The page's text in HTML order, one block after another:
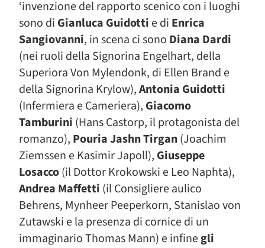
‘invenzione del rapporto scenico con i luoghi
sono di Gianluca Guidotti e di Enrica
Sangiovanni, in scena ci sono Diana Dardi
(nei ruoli della Signorina Engelhart, della
Superiora Von Mylendonk, di Ellen Brand e
della Signorina Krylow),Antonia Guidotti
(Infermiera e Cameriera), Giacomo
Tamburini (Hans Castorp, il protagonista del
romanzo), Pouria Jashn Tirgan(Joachim
Ziemssen e Kasimir Japoll), Giuseppe
Losacco(il Dottor Krokowski e Leo Naphta),
Andrea Maffetti (il Consigliere aulico
Behrens, Mynheer Peeperkorn, Stanislao von
Zutawski e la presenza di cornice di un
immaginario Thomas Mann) e infinegli